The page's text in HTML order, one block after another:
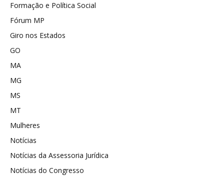
Formação e Política Social
Fórum MP
Giro nos Estados
GO
MA
MG
MS
MT
Mulheres
Notícias
Notícias da Assessoria Jurídica
Notícias do Congresso